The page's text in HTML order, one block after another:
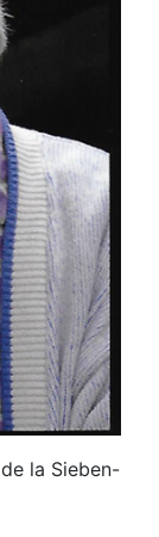
la Sieben-